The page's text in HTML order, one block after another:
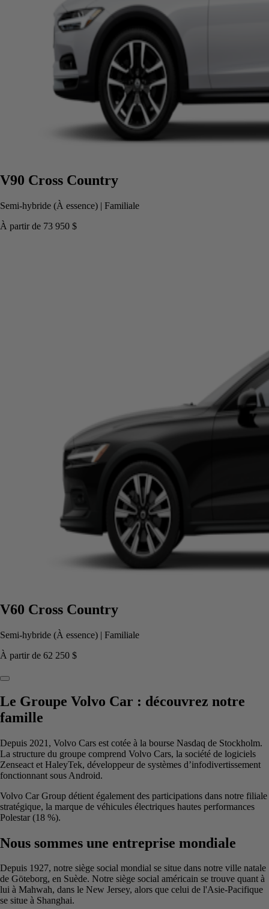
V90 Cross Country
Semi-hybride (À essence) | Familiale
À partir de 73 950 $
V60 Cross Country
Semi-hybride (À essence) | Familiale
À partir de 62 250 $
Le Groupe Volvo Car : découvrez notre
famille
Depuis 2021, Volvo Cars est cotée à la bourse Nasdaq de Stockholm.
La structure du groupe comprend Volvo Cars, la société de logiciels
Zenseact et HaleyTek, développeur de systèmes d’infodivertissement
fonctionnant sous Android.
Volvo Car Group détient également des participations dans notre filiale
stratégique, la marque de véhicules électriques hautes performances
Polestar (18 %).
Nous sommes une entreprise mondiale
Depuis 1927, notre siège social mondial se situe dans notre ville natale
de Göteborg, en Suède. Notre siège social américain se trouve quant à
lui à Mahwah, dans le New Jersey, alors que celui de l'Asie-Pacifique
se situe à Shanghai.